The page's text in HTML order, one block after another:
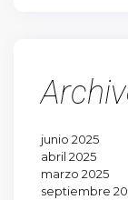
junio 2025
abril 2025
marzo 2025
septiembre